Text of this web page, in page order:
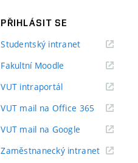
PŘIHLÁSIT SE
Studentský intranet(externí
Fakultní Moodle
VUT intraportál(externí
VUT mail na Office 365 (externí
VUT mail na Google (externí
Zaměstnanecký intranet(externí